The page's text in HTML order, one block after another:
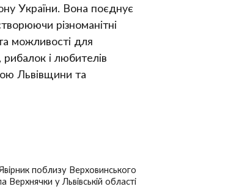
України. Вона поєднує
різноманітні
можливості для
і любителів
Львівщини та
поблизу Верховинського
у Львівській області